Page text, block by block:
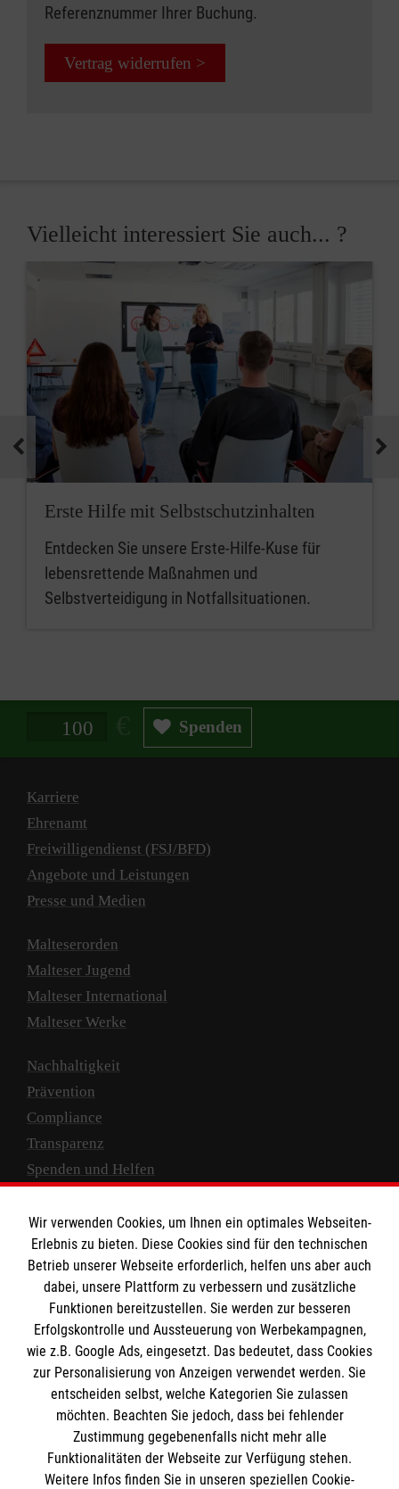
Referenznummer Ihrer Buchung.
Vertrag widerrufen >
Vielleicht interessiert Sie auch... ?
Erste Hilfe mit Selbstschutzinhalten
Entdecken Sie unsere Erste-Hilfe-Kuse für
lebensrettende Maßnahmen und
Selbstverteidigung in Notfallsituationen.
Spendenbetrag in Euro Spenden
Karriere
Ehrenamt
Freiwilligendienst (FSJ/BFD)
Angebote und Leistungen
Presse und Medien
Malteserorden
Malteser Jugend
Malteser International
Malteser Werke
Nachhaltigkeit
Prävention
Compliance
Transparenz
Spenden und Helfen
Empfänger: Malteser Hilfsdienst e.V.
IBAN: DE10 3706 0120 1201 2000 12
BIC: GENODED 1PA7
Wir verwenden Cookies, um Ihnen ein optimales Webseiten-
Erlebnis zu bieten. Diese Cookies sind für den technischen
Betrieb unserer Webseite erforderlich, helfen uns aber auch
dabei, unsere Plattform zu verbessern und zusätzliche
Funktionen bereitzustellen. Sie werden zur besseren
Erfolgskontrolle und Aussteuerung von Werbekampagnen,
wie z.B. Google Ads, eingesetzt. Das bedeutet, dass Cookies
zur Personalisierung von Anzeigen verwendet werden. Sie
entscheiden selbst, welche Kategorien Sie zulassen
möchten. Beachten Sie jedoch, dass bei fehlender
Zustimmung gegebenenfalls nicht mehr alle
Funktionalitäten der Webseite zur Verfügung stehen.
Weitere Infos finden Sie in unseren speziellen Cookie-